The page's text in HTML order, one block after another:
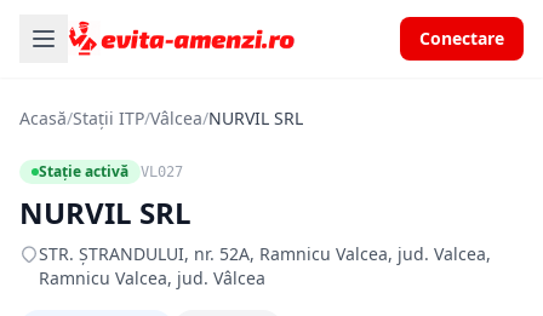
Conectare
Acasă/Stații ITP/Vâlcea/NURVIL SRL
Stație activă VL027
NURVIL SRL
STR. ŞTRANDULUI, nr. 52A, Ramnicu Valcea, jud. Valcea,
Ramnicu Valcea, jud. Vâlcea